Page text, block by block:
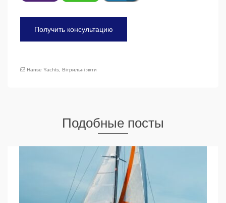
Получить консультацию
Hanse Yachts, Вітрильні яхти
Подобные посты